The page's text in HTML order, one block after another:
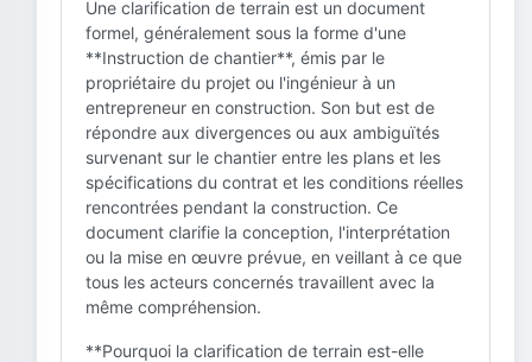
Une clarification de terrain est un document
formel, généralement sous la forme d'une
**Instruction de chantier**, émis par le
propriétaire du projet ou l'ingénieur à un
entrepreneur en construction. Son but est de
répondre aux divergences ou aux ambiguïtés
survenant sur le chantier entre les plans et les
spécifications du contrat et les conditions réelles
rencontrées pendant la construction. Ce
document clarifie la conception, l'interprétation
ou la mise en œuvre prévue, en veillant à ce que
tous les acteurs concernés travaillent avec la
même compréhension.
**Pourquoi la clarification de terrain est-elle